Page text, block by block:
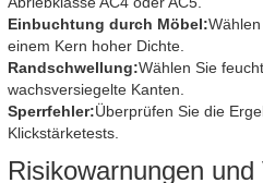
Einbuchtung durch Möbel:
einem Kern hoher Dichte.
Randschwellung:Wählen Sie
wachsversiegelte Kanten.
Sperrfehler:Überprüfen Sie die
Klickstärketests.
Risikowarnungen und